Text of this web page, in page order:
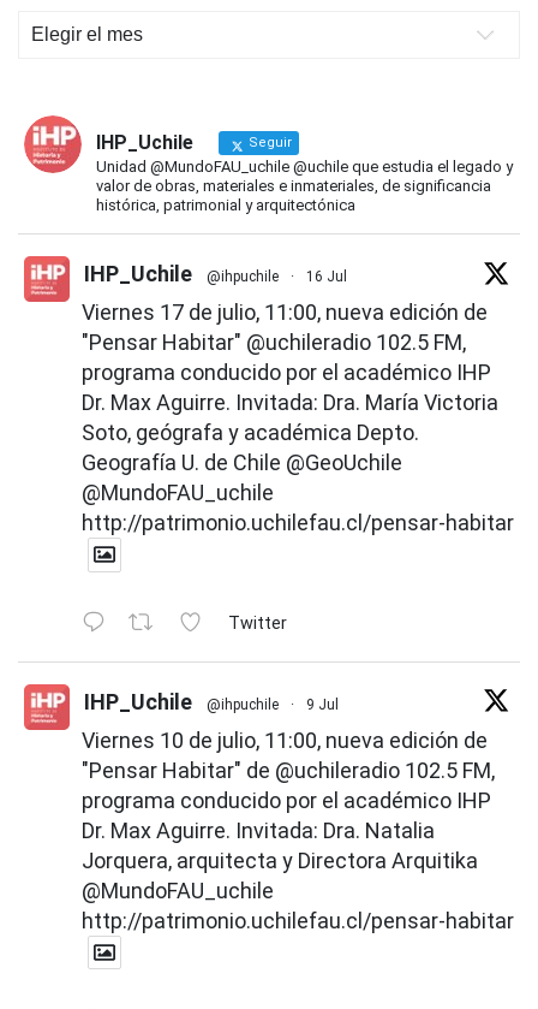
Novedades
IHP_Uchile Seguir
Unidad @MundoFAU_uchile @uchile que estudia el legado y
valor de obras, materiales e inmateriales, de significancia
histórica, patrimonial y arquitectónica
IHP_Uchile @ihpuchile · 16 Jul
Viernes 17 de julio, 11:00, nueva edición de
"Pensar Habitar" @uchileradio 102.5 FM,
programa conducido por el académico IHP
Dr. Max Aguirre. Invitada: Dra. María Victoria
Soto, geógrafa y académica Depto.
Geografía U. de Chile @GeoUchile
@MundoFAU_uchile
http://patrimonio.uchilefau.cl/pensar-habitar
Twitter
IHP_Uchile @ihpuchile · 9 Jul
Viernes 10 de julio, 11:00, nueva edición de
"Pensar Habitar" de @uchileradio 102.5 FM,
programa conducido por el académico IHP
Dr. Max Aguirre. Invitada: Dra. Natalia
Jorquera, arquitecta y Directora Arquitika
@MundoFAU_uchile
http://patrimonio.uchilefau.cl/pensar-habitar